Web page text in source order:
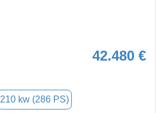
42.480 €
210 kw (286 PS)